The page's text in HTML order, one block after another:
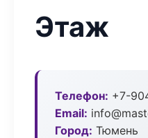
Этаж
Телефон: +7-
Email:
Город: Тюмень